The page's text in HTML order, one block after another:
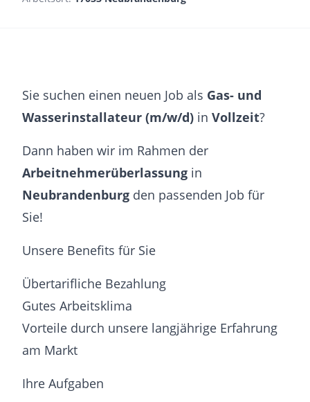
Sie suchen einen neuen Job als Gas- und
Wasserinstallateur (m/w/d) in Vollzeit?
Dann haben wir im Rahmen der
Arbeitnehmerüberlassung in
Neubrandenburg den passenden Job für
Sie!
Unsere Benefits für Sie
Übertarifliche Bezahlung
Gutes Arbeitsklima
Vorteile durch unsere langjährige Erfahrung
am Markt
Ihre Aufgaben